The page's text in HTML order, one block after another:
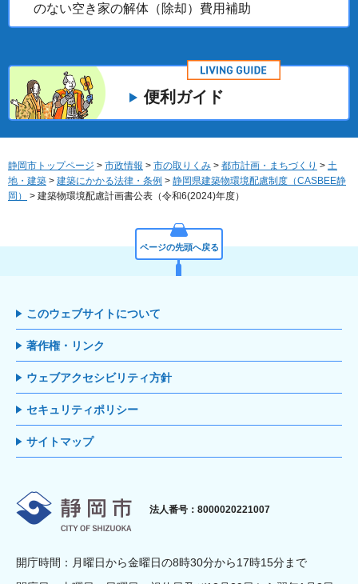
のない空き家の解体（除却）費用補助
便利ガイド
静岡市トップページ > 市政情報 > 市の取りくみ > 都市計画・まちづくり > 土
地・建築 > 建築にかかる法律・条例 > 静岡県建築物環境配慮制度（CASBEE静
岡）
> 建築物環境配慮計画書公表（令和6(2024)年度）
ページの先頭へ戻る
このウェブサイトについて
著作権・リンク
ウェブアクセシビリティ方針
セキュリティポリシー
サイトマップ
静岡市
法人番号：8000020221007
開庁時間：月曜日から金曜日の8時30分から17時15分まで